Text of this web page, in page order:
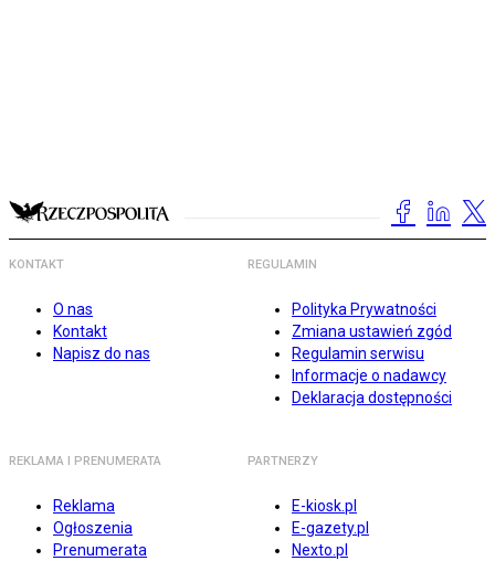
KONTAKT
O nas
Kontakt
Napisz do nas
REGULAMIN
Polityka Prywatności
Zmiana ustawień zgód
Regulamin serwisu
Informacje o nadawcy
Deklaracja dostępności
REKLAMA I PRENUMERATA
Reklama
Ogłoszenia
Prenumerata
PARTNERZY
E-kiosk.pl
E-gazety.pl
Nexto.pl